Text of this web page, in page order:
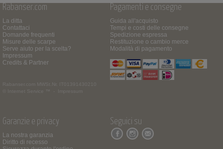
Rabanser.com
La ditta
Contattaci
Domande frequenti
Misure delle scarpe
Serve aiuto per la scelta?
Impressum
Credits & Partner
Rabanser.com
MWSt.Nr. IT01391430210
© Internet Service ™ -
Impressum
Pagamenti e consegne
Guida all'acquisto
Tempi e costi delle consegne
Spedizione espressa
Restituzione o cambio merce
Modalità di pagamento
Garanzie e privacy
La nostra garanzia
Diritto di recesso
Seguici su